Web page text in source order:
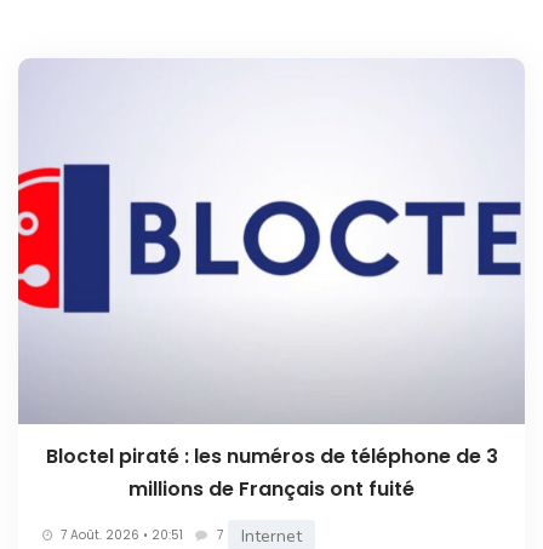
Bloctel piraté : les numéros de téléphone de 3
millions de Français ont fuité
7 Août. 2026 • 20:51 7 Internet